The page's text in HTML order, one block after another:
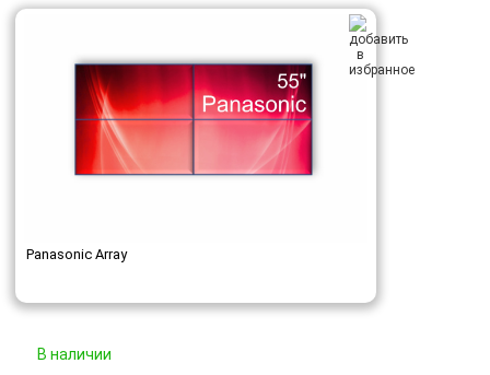
Panasonic Array
В наличии